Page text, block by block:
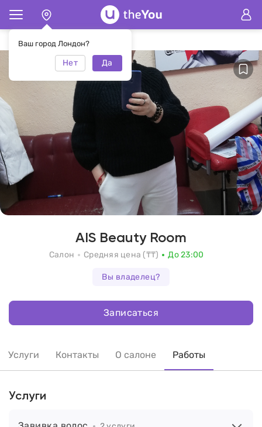
Ваш город Лондон?
Нет Да
Главная Салон AIS Beauty Room
AIS Beauty Room
Салон Средняя цена (₸₸) До 23:00
Вы владелец?
Записаться
Услуги Контакты О салоне Работы
Услуги